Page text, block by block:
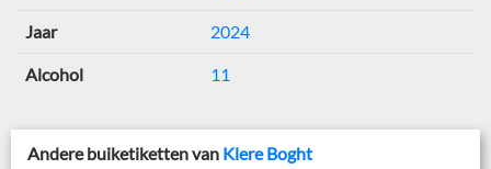
Jaar 2024
Alcohol 11
Andere buiketiketten van Klere Boght